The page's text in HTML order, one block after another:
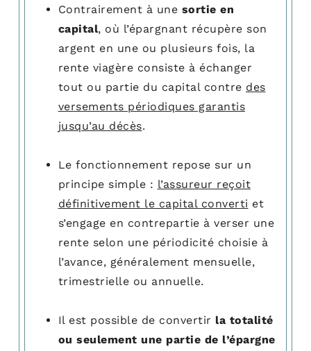
Contrairement à une sortie en
capital, où l’épargnant récupère son
argent en une ou plusieurs fois, la
rente viagère consiste à échanger
tout ou partie du capital contre des
versements périodiques garantis
jusqu’au décès.
Le fonctionnement repose sur un
principe simple : l’assureur reçoit
définitivement le capital converti et
s’engage en contrepartie à verser une
rente selon une périodicité choisie à
l’avance, généralement mensuelle,
trimestrielle ou annuelle.
Il est possible de convertir la totalité
ou seulement une partie de l’épargne